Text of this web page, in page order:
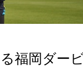
福岡ダー